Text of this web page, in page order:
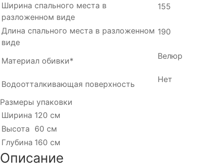
Ширина спального места в
разложенном виде
155
Длина спального места в разложенном
виде
190
Материал обивки* Велюр
Водоотталкивающая поверхность Нет
Размеры упаковки
Ширина 120 см
Высота 60 см
Глубина 160 см
Описание